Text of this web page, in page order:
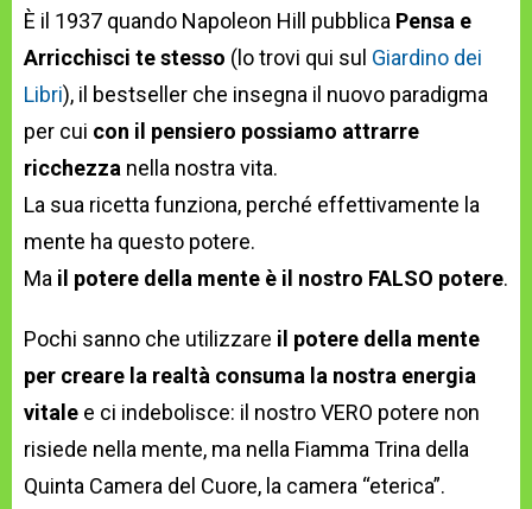
È il 1937 quando Napoleon Hill pubblica Pensa e
Arricchisci te stesso (lo trovi qui sul Giardino dei
Libri), il bestseller che insegna il nuovo paradigma
per cui con il pensiero possiamo attrarre
ricchezza nella nostra vita.
La sua ricetta funziona, perché effettivamente la
mente ha questo potere.
Ma il potere della mente è il nostro FALSO potere.
Pochi sanno che utilizzare il potere della mente
per creare la realtà consuma la nostra energia
vitale e ci indebolisce: il nostro VERO potere non
risiede nella mente, ma nella Fiamma Trina della
Quinta Camera del Cuore, la camera “eterica”.